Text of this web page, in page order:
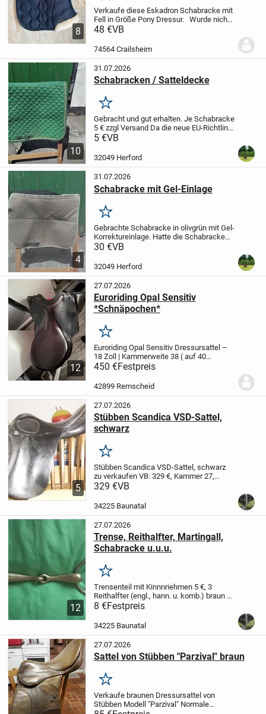
8
Verkaufe diese Eskadron Schabracke mit
Fell in Größe Pony Dressur. Wurde nicht
so oft genutzt und so gut es geht geputzt.
Privatverkauf keine Garantie,...
48 €VB
74564 Crailsheim
10
31.07.2026
Schabracken / Satteldecke
Merken
Gebracht und gut erhalten. Je Schabracke
5 € zzgl Versand Da die neue EU-Richtlinie
jetzt 1 Jahr Gewährleistung auch für
Verkäufer es nicht ausschließt...
5 €VB
32049 Herford
4
31.07.2026
Schabracke mit Gel-Einlage
Merken
Gebrachte Schabracke in olivgrün mit Gel-
Korrektureinlage. Hatte die Schabracke
unter einem VSD Sattel mit 17 und 18
vorhanden. Da die neue EU-Richtlinie...
30 €VB
32049 Herford
12
27.07.2026
Euroriding Opal Sensitiv
*Schnäpochen*
Merken
Euroriding Opal Sensitiv Dressursattel –
18 Zoll | Kammerweite 38 ( auf 40
veränderbar) Ich verkaufe meinen
gepflegten Euroriding Opal Sensitiv
Dressursattel in der Farbe Schwarz.
450 €Festpreis
42899 Remscheid
5
27.07.2026
Stübben Scandica VSD-Sattel,
schwarz
Merken
Stübben Scandica VSD-Sattel, schwarz
zu verkaufen VB: 329 €, Kammer 27,
Sitzfläche 17,5 Zoll
Beide Sättel sind in einem guten...
329 €VB
34225 Baunatal
12
27.07.2026
Trense, Reithalfter, Martingall,
Schabracke u.u.u.
Merken
Trensenteil mit Kinnnriehmen 5 €, 3
Reithalfter (engl., hann. u. komb.) braun 5
€, Martingall (braun) 10 €,
für Turnier 5 €
weiß, Springen, bordeaux...
8 €Festpreis
34225 Baunatal
27.07.2026
Sattel von Stübben "Parzival" braun
Merken
Verkaufe braunen Dressursattel von
Stübben Modell "Parzival" Normale